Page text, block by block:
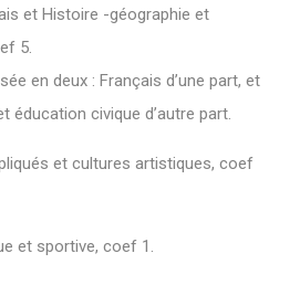
et Histoire -géographie et
5.
en deux : Français d’une part, et
éducation civique d’autre part.
et cultures artistiques, coef
et sportive, coef 1.